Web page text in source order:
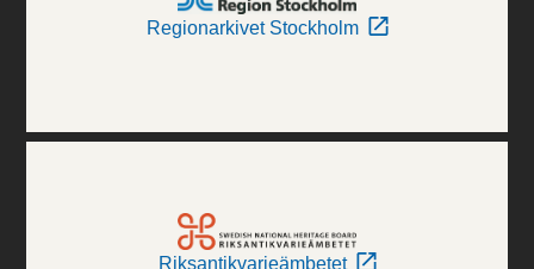
Regionarkivet Stockholm
Riksantikvarieämbetet